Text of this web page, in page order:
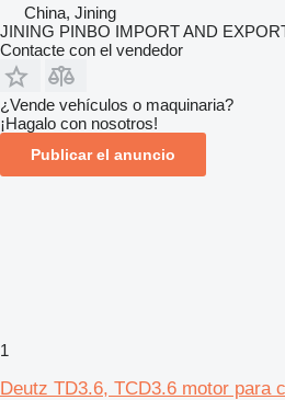
China, Jining
JINING PINBO IMPORT AND
Contacte con el vendedor
¿Vende vehículos o maquinaria?
¡Hagalo con nosotros!
Publicar el anuncio
1
Deutz TD3.6, TCD3.6 motor para